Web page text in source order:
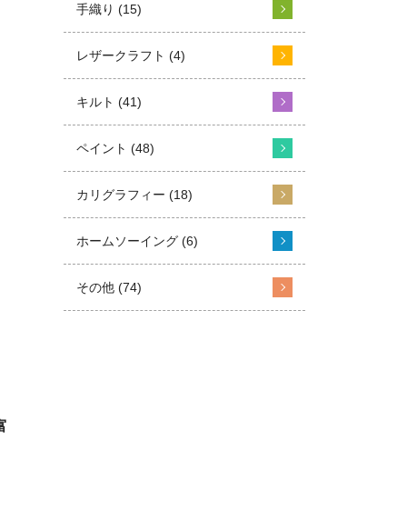
手織り (15)
レザークラフト (4)
キルト (41)
ペイント (48)
カリグラフィー (18)
ホームソーイング (6)
その他 (74)